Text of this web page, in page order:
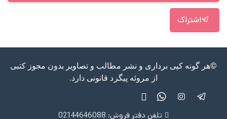
اشتراک
©هر گونه کپی برداری و نشر مطالب و تصاویر بدون مجوز کتبی
از مروئه پیگرد قانونی دارد.
تلفن دفتر فروش: 02144646088